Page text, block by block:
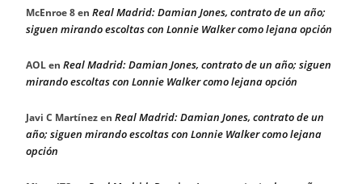
McEnroe 8en Real Madrid: Damian Jones, contrato de un año;
siguen mirando escoltas con Lonnie Walker como lejana opción
AOLen Real Madrid: Damian Jones, contrato de un año; siguen
mirando escoltas con Lonnie Walker como lejana opción
Javi C Martínezen Real Madrid: Damian Jones, contrato de un
año; siguen mirando escoltas con Lonnie Walker como lejana
opción